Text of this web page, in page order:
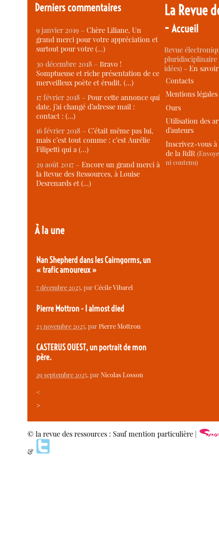
Derniers commentaires
9 janvier 2019 –Chère Liliane, Un
grand merci pour votre appréciation et
surtout pour votre (…)
30 décembre 2018 –Bravo !
Somptueuse et riche présentation de ce
merveilleux poète et érudit. (…)
17 février 2018 –Pour cette annonce qui
date, j’ai changé d’adresse mail :
contact : (…)
16 février 2018 –C’était même pas lui,
mais c’est tout comme : c’est Aurélie
Filipetti qui a (…)
29 août 2017 –Encore un grand merci à
la Revue des Ressources, à Louise
Desrenards et (…)
À la une
Nan Shepherd dans les Cairngorms, un
« trafic amoureux »
7 décembre 2025, parCécile Vibarel
Pierre Mottron - I almost died
23 novembre 2025, parPierre Mottron
CASTERUS OUEST, un portrait de mon
père.
29 septembre 2025, parNicolas Losson
<
>
La Revue
-Accueil
Revue
idées) -En
Contacts
Mentions légales
Ours
Utilisation des
d’auteurs
Inscrivez-vous
de la RdR
ni contenu)
© la revue des ressources : Sauf mention particulière |
&